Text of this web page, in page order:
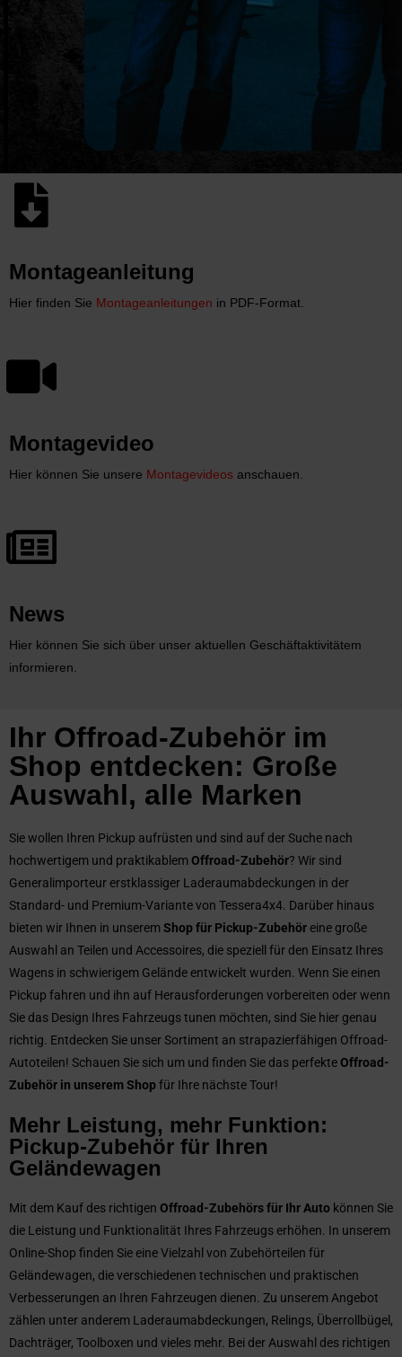
Montageanleitung
Hier finden Sie Montageanleitungen in PDF-Format.
Montagevideo
Hier können Sie unsere Montagevideos anschauen.
News
Hier können Sie sich über unser aktuellen Geschäftaktivitätem
informieren.
Ihr Offroad-Zubehör im
Shop entdecken: Große
Auswahl, alle Marken
Sie wollen Ihren Pickup aufrüsten und sind auf der Suche nach
hochwertigem und praktikablem Offroad-Zubehör? Wir sind
Generalimporteur erstklassiger Laderaumabdeckungen in der
Standard- und Premium-Variante von Tessera4x4. Darüber hinaus
bieten wir Ihnen in unserem Shop für Pickup-Zubehör eine große
Auswahl an Teilen und Accessoires, die speziell für den Einsatz Ihres
Wagens in schwierigem Gelände entwickelt wurden. Wenn Sie einen
Pickup fahren und ihn auf Herausforderungen vorbereiten oder wenn
Sie das Design Ihres Fahrzeugs tunen möchten, sind Sie hier genau
richtig. Entdecken Sie unser Sortiment an strapazierfähigen Offroad-
Autoteilen! Schauen Sie sich um und finden Sie das perfekteOffroad-
Zubehör in unserem Shopfür Ihre nächste Tour!
Mehr Leistung, mehr Funktion:
Pickup-Zubehör für Ihren
Geländewagen
Mit dem Kauf des richtigen Offroad-Zubehörs für Ihr Auto können Sie
die Leistung und Funktionalität Ihres Fahrzeugs erhöhen. In unserem
Online-Shop finden Sie eine Vielzahl von Zubehörteilen für
Geländewagen, die verschiedenen technischen und praktischen
Verbesserungen an Ihren Fahrzeugen dienen. Zu unserem Angebot
zählen unter anderem Laderaumabdeckungen, Relings, Überrollbügel,
Dachträger, Toolboxen und vieles mehr. Bei der Auswahl des richtigen